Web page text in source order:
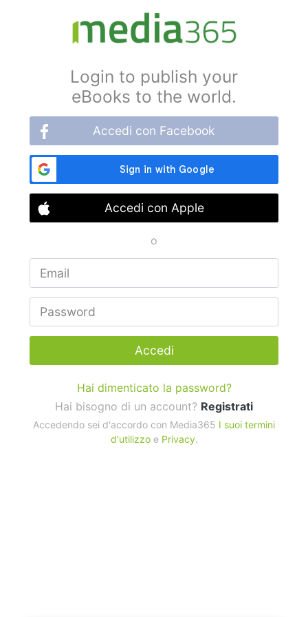
Login to publish your
eBooks to the world.
Accedi con Facebook
Accedi con Apple
o
Accedi
Hai dimenticato la password?
Hai bisogno di un account? Registrati
Accedendo sei d'accordo con Media365 I suoi termini
d'utilizzoe Privacy.